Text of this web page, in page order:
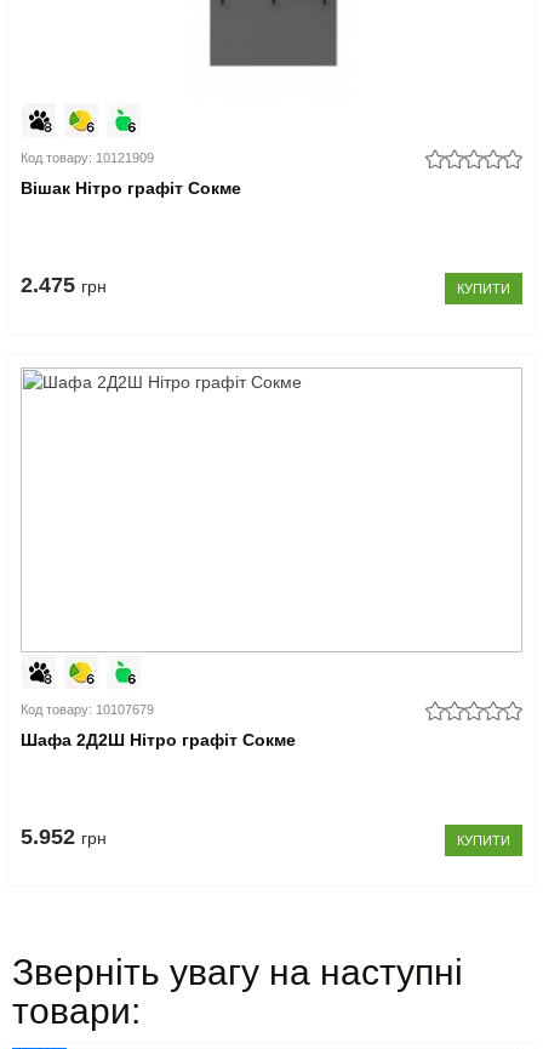
Код товару: 10121909
Вішак Нітро графіт Сокме
2.475 грн КУПИТИ
Код товару: 10107679
Шафа 2Д2Ш Нітро графіт Сокме
5.952 грн КУПИТИ
Зверніть увагу на наступні
товари: